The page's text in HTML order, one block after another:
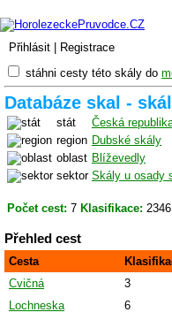
Přihlásit Registrace
stáhni cesty této skály do
Databáze skal -
stát
Česká
region Dubské skály
oblast Blíževedly
sektor Skály u osady
Počet cest: 7 Klasifikace: 2346
Přehled cest
Cesta
Cvičná
3
Lochneska
6